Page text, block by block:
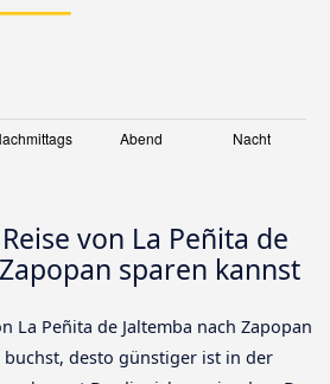
von La Peñita de
sparen kannst
La Peñita de Jaltemba nach Zapopan
buchst, desto günstiger ist in der